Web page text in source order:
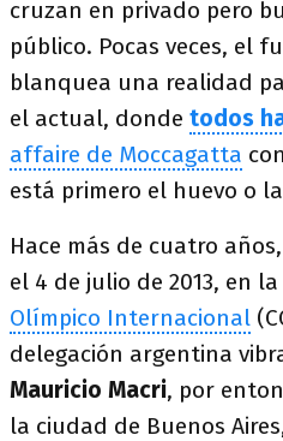
cruzan en privado pero
público. Pocas veces, el
blanquea una realidad
el actual, donde todos
affaire de Moccagatta
está primero el huevo o
Hace más de cuatro
el 4 de julio de 2013, en
Olímpico Internacional
delegación argentina
Mauricio Macri, por
la ciudad de Buenos